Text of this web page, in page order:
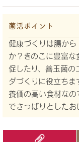
菌活ポイント
健康づくりは腸か
か？きのこに豊富
促したり、善玉菌の
ダづくりに役立ちま
養価の高い食材な
でさっぱりとしたお